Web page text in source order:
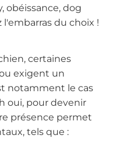
obéissance, dog
l'embarras du choix !
certaines
exigent un
notamment le cas
oui, pour devenir
présence permet
tels que :